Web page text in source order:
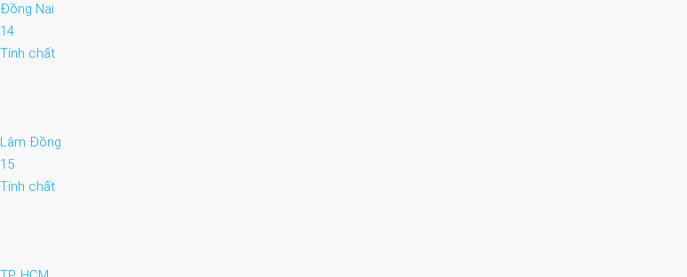
Đồng Nai
14
Tính chất
Lâm Đồng
15
Tính chất